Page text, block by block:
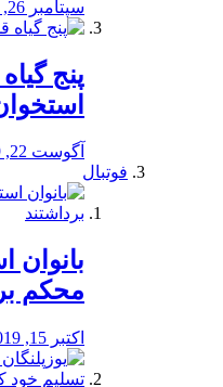
سپتامبر 26, 2019
پنج
آگوست 22, 2019
فوتبال
بانوان
محكم
اکتبر 15, 2019